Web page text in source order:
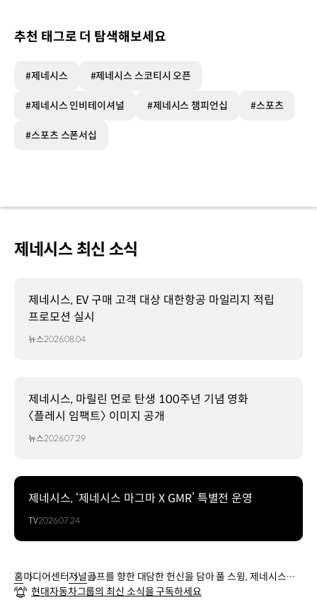
추천 태그로 더 탐색해보세요
#제네시스 #제네시스 스코티시 오픈
#제네시스 인비테이셔널 #제네시스 챔피언십 #스포츠
#스포츠 스폰서십
제네시스 최신 소식
제네시스, EV 구매 고객 대상 대한항공 마일리지 적립
프로모션 실시
뉴스2026.08.04
제네시스, 마릴린 먼로 탄생 100주년 기념 영화
〈플레시 임팩트〉 이미지 공개
뉴스2026.07.29
제네시스, ‘제네시스 마그마 X GMR’ 특별전 운영
TV2026.07.24
홈미디어센터저널골프를 향한 대담한 헌신을 담아 풀 스윙, 제네시스의
골프 후원 스토리
현대자동차그룹의 최신 소식을 구독하세요